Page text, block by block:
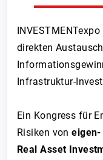
direkten
Infrastruktur-
Ein Kongress für
Risiken von
Real Asset